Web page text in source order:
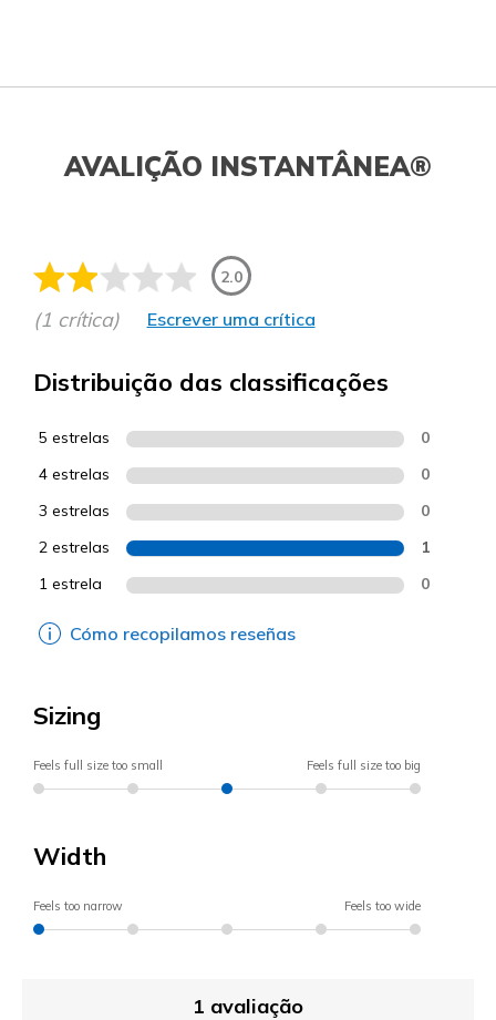
AVALIÇÃO INSTANTÂNEA®
2.0
(1 crítica) Escrever uma crítica
Distribuição das classificações
5 estrelas 0
4 estrelas 0
3 estrelas 0
2 estrelas 1
1 estrela 0
Cómo recopilamos reseñas
Sizing
Feels full size too small Feels full size too big
Width
Feels too narrow Feels too wide
1 avaliação